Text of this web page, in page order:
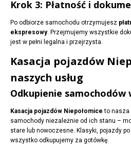
Krok 3: Płatność i
Po odbiorze samochodu otrzymujesz
ekspresowy. Przejmujemy wszystkie
jest w pełni legalna i przejrzysta.
Kasacja pojazdów
naszych usług
Odkupienie samochodów
Kasacja pojazdów Niepołomice to nasza
samochody niezależnie od ich stanu –
stare lub nowoczesne. Klasyki, pojazdy
wszystko odkupujemy za gotówkę.